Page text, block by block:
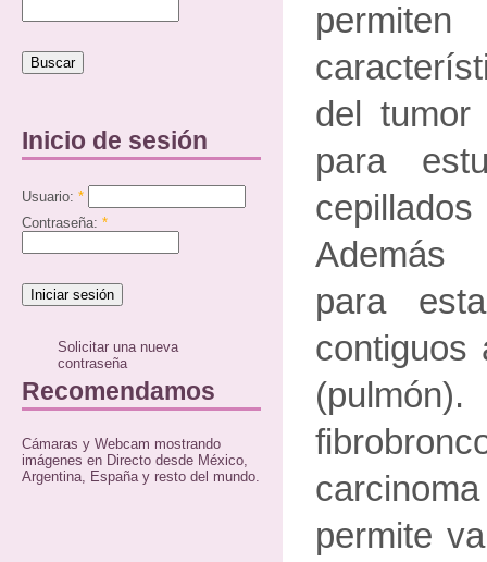
Inicio de sesión
Usuario: *
Contraseña: *
Solicitar una nueva
contraseña
Recomendamos
Cámaras y Webcam mostrando
imágenes en Directo desde México,
Argentina, España y resto del mundo.
del tumor
para
Además
para
contiguos
permite